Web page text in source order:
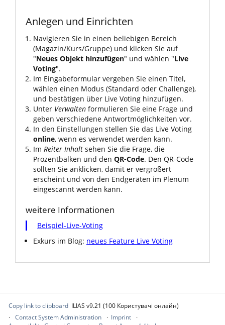
Anlegen und Einrichten
Navigieren Sie in einen beliebigen Bereich
(Magazin/Kurs/Gruppe) und klicken Sie auf
"Neues Objekt hinzufügen" und wählen "Live
Voting".
Im Eingabeformular vergeben Sie einen Titel,
wählen einen Modus (Standard oder Challenge),
und bestätigen über Live Voting hinzufügen.
Unter Verwalten formulieren Sie eine Frage und
geben verschiedene Antwortmöglichkeiten vor.
In den Einstellungen stellen Sie das Live Voting
online, wenn es verwendet werden kann.
Im Reiter Inhalt sehen Sie die Frage, die
Prozentbalken und den QR-Code. Den QR-Code
sollten Sie anklicken, damit er vergrößert
erscheint und von den Endgeräten im Plenum
eingescannt werden kann.
weitere Informationen
Beispiel-Live-Voting
Exkurs im Blog: neues Feature Live Voting
Copy link to clipboard ILIAS v9.21 (100 Користувачі онлайн)
Contact System Administration
Imprint